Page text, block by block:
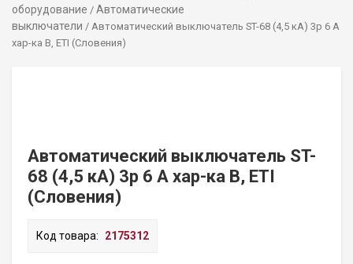
оборудование / Автоматические
выключатели / Автоматический выключатель ST-68 (4,5 кА) 3p 6 А
хар-ка B, ETI (Словения)
Автоматический выключатель ST-
68 (4,5 кА) 3p 6 А хар-ка B, ETI
(Словения)
Код товара: 2175312